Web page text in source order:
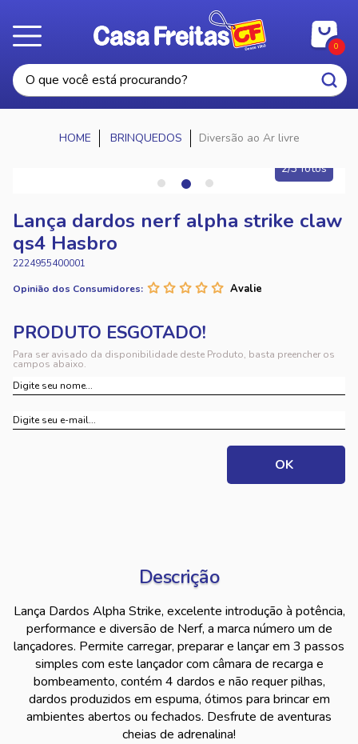
0
BRINQUEDOS
Diversão ao Ar livre
2/3 fotos
Lança dardos nerf alpha strike claw
qs4 Hasbro
2224955400001
Opinião dos Consumidores:
Para ser avisado da disponibilidade deste Produto, basta preencher os
campos abaixo.
Descrição
Lança Dardos Alpha Strike, excelente introdução à potência,
performance e diversão de Nerf, a marca número um de
lançadores. Permite carregar, preparar e lançar em 3 passos
simples com este lançador com câmara de recarga e
bombeamento, contém 4 dardos e não requer pilhas,
dardos produzidos em espuma, ótimos para brincar em
ambientes abertos ou fechados. Desfrute de aventuras
cheias de adrenalina!